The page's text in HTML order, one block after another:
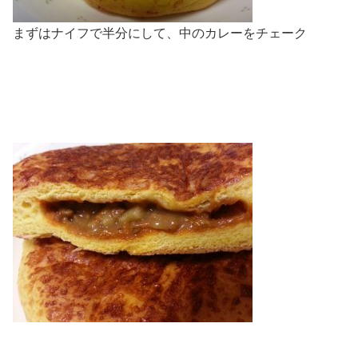
まずはナイフで半分にして、中のカレーをチェーク